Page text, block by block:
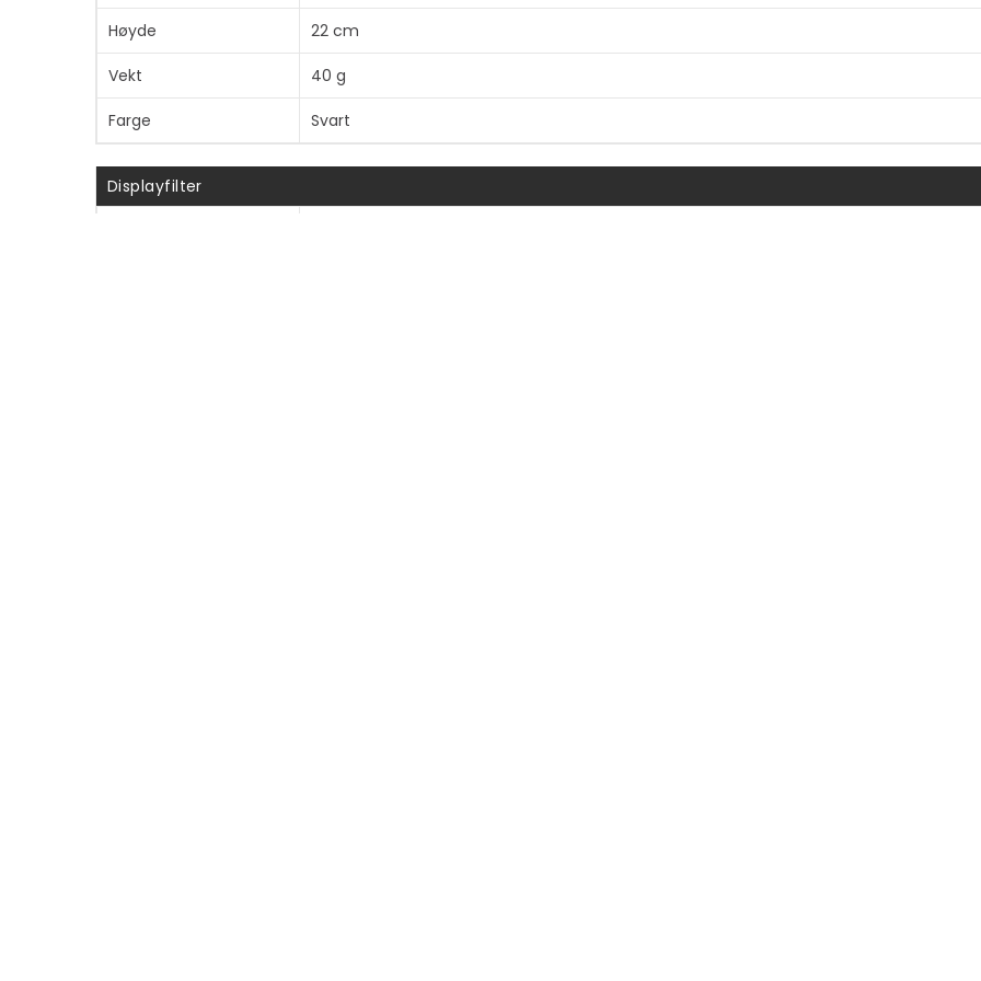
Høyde 22 cm
Vekt 40 g
Farge Svart
Displayfilter